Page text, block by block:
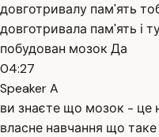
довготривалу пам'ять
довготривала пам'ять і
побудован мозок Да
04:27
Speaker A
ви знаєте що мозок - це
власне навчання що